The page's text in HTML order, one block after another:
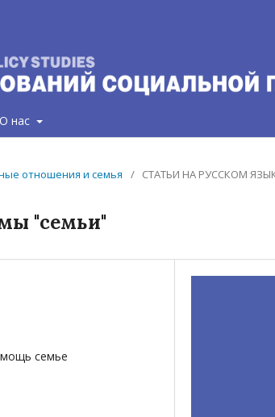
О нас
отношения и семья / СТАТЬИ НА РУССКОМ
"семьи"
семье